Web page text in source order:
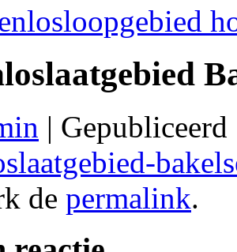
| Gepubliceerd
de permalink.